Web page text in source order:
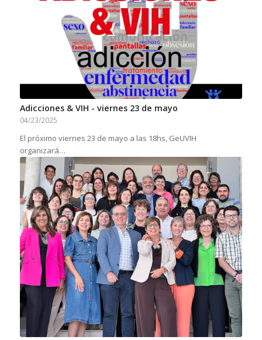
Adicciones & VIH - viernes 23 de mayo
04/23/2025
El próximo viernes 23 de mayo a las 18hs, GeUVIH
organizará…